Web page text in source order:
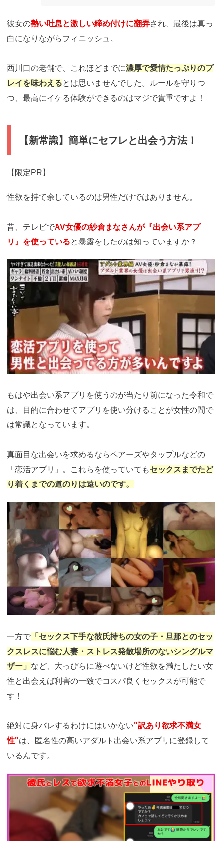
彼女の熱い吐息と激しい締め付けに翻弄され、最後は真っ
白になりながらフィニッシュ。
西川口の老舗で、これほどまでに濃厚で愛情たっぷりのプ
レイを味わえるとは思いませんでした。ルールを守りつ
つ、最高にイケる体験ができるのはマジで貴重ですよ！
【新常識】簡単にセフレと出会う方法！
【限定PR】
性欲を持て余しているのは男性だけではありません。
昔、テレビでAV女優の紗倉まなさんが『出会い系アプ
リ』を使っていると暴露をしたのは知っていますか？
https://pcmax.jp/lp/?
ad_id=rm327007
もはや出会い系アプリを使うのが当たり前になった令和で
は、目的に合わせてアプリを使い分けることが女性の間で
は常識となっています。
真面目な出会いを求めるならペアーズやタップルなどの
「恋活アプリ」。これらを使っていてもセックスまでたど
り着くまでの道のりは遠いのです。
https://pcmax.jp/lp/?
ad_id=rm327007
一方で 「セックス下手な彼氏持ちの女の子・旦那とのセッ
クスレスに悩む人妻・ストレス発散場所のないシングルマ
ザー」 など、大っぴらに遊べないけど性欲を満たしたい女
性と出会えば利害の一致でコスパ良くセックスが可能で
す！
絶対に身バレするわけにはいかない"訳あり欲求不満女
性"は、匿名性の高いアダルト出会い系アプリに登録して
いるんです。
https://pcmax.jp/lp/?
ad_id=rm327007